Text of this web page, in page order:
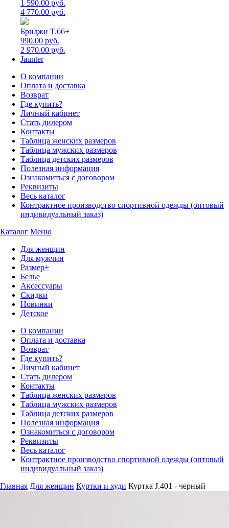
1 590.00 руб.
4 770.00 руб.
Бриджи T.66+
990.00 руб.
2 970.00 руб.
Jaunter
О компании
Оплата и доставка
Возврат
Где купить?
Личный кабинет
Стать дилером
Контакты
Таблица женских размеров
Таблица мужских размеров
Таблица детских размеров
Полезная информация
Ознакомиться с договором
Реквизиты
Весь каталог
Контрактное производство спортивной одежды (оптовый
индивидуальный заказ)
Каталог Меню
Для женщин
Для мужчин
Размер+
Белье
Аксессуары
Скидки
Новинки
Детское
О компании
Оплата и доставка
Возврат
Где купить?
Личный кабинет
Стать дилером
Контакты
Таблица женских размеров
Таблица мужских размеров
Таблица детских размеров
Полезная информация
Ознакомиться с договором
Реквизиты
Весь каталог
Контрактное производство спортивной одежды (оптовый
индивидуальный заказ)
Главная Для женщин Куртки и худи Куртка J.401 - черный